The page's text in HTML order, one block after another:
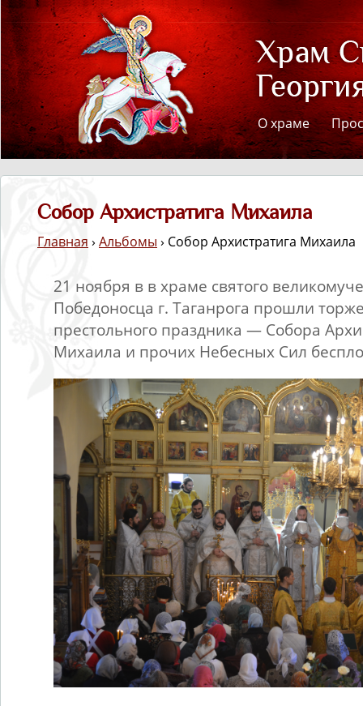
О храме
Собор Архистратига Михаила
Главная › Альбомы › Собор Архистратига Михаила
21 ноября в в храме святого
Победоносца г. Таганрога прошли
престольного праздника — Собора
Михаила и прочих Небесных Сил